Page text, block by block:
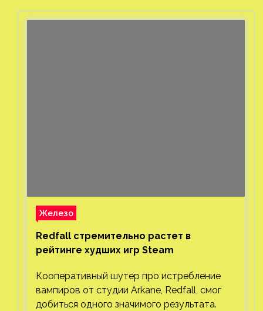
Железо
Redfall стремительно растет в
рейтинге худших игр Steam
Кооперативный шутер про истребление
вампиров от студии Arkane, Redfall, смог
добиться одного значимого результата.